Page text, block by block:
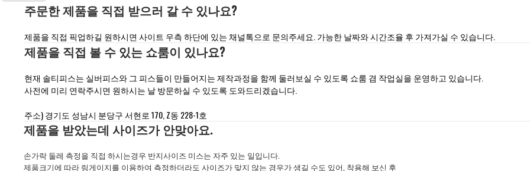
주문한 제품을 직접 받으러 갈 수 있나요?
제품을 직접 픽업하길 원하시면 사이트 우측 하단에 있는 채널톡으로 문의주세요. 가능한 날짜와 시간조율 후 가져가실 수 있습니다.
제품을 직접 볼 수 있는 쇼룸이 있나요?
현재 솔티피스는 실버피스와 그 피스들이 만들어지는 제작과정을 함께 둘러보실 수 있도록 쇼룸 겸 작업실을 운영하고 있습니다.
사전에 미리 연락주시면 원하시는 날 방문하실 수 있도록 도와드리겠습니다.
주소) 경기도 성남시 분당구 서현로 170, Z동 228-1호
제품을 받았는데 사이즈가 안맞아요.
손가락 둘레 측정을 직접 하시는경우 반지사이즈 미스는 자주 있는 일입니다.
제품크기에 따라 링게이지를 이용하여 측정하더라도 사이즈가 맞지 않는 경우가 생길 수도 있어, 착용해 보신 후